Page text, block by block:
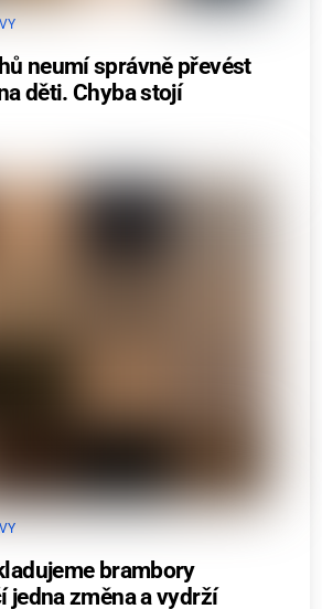
neumí správně převést
děti. Chyba stojí
brambory
jedna změna a vydrží